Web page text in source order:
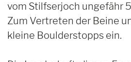
vom Stilfserjoch ungefähr
Zum Vertreten der Beine
kleine Boulderstopps ein.